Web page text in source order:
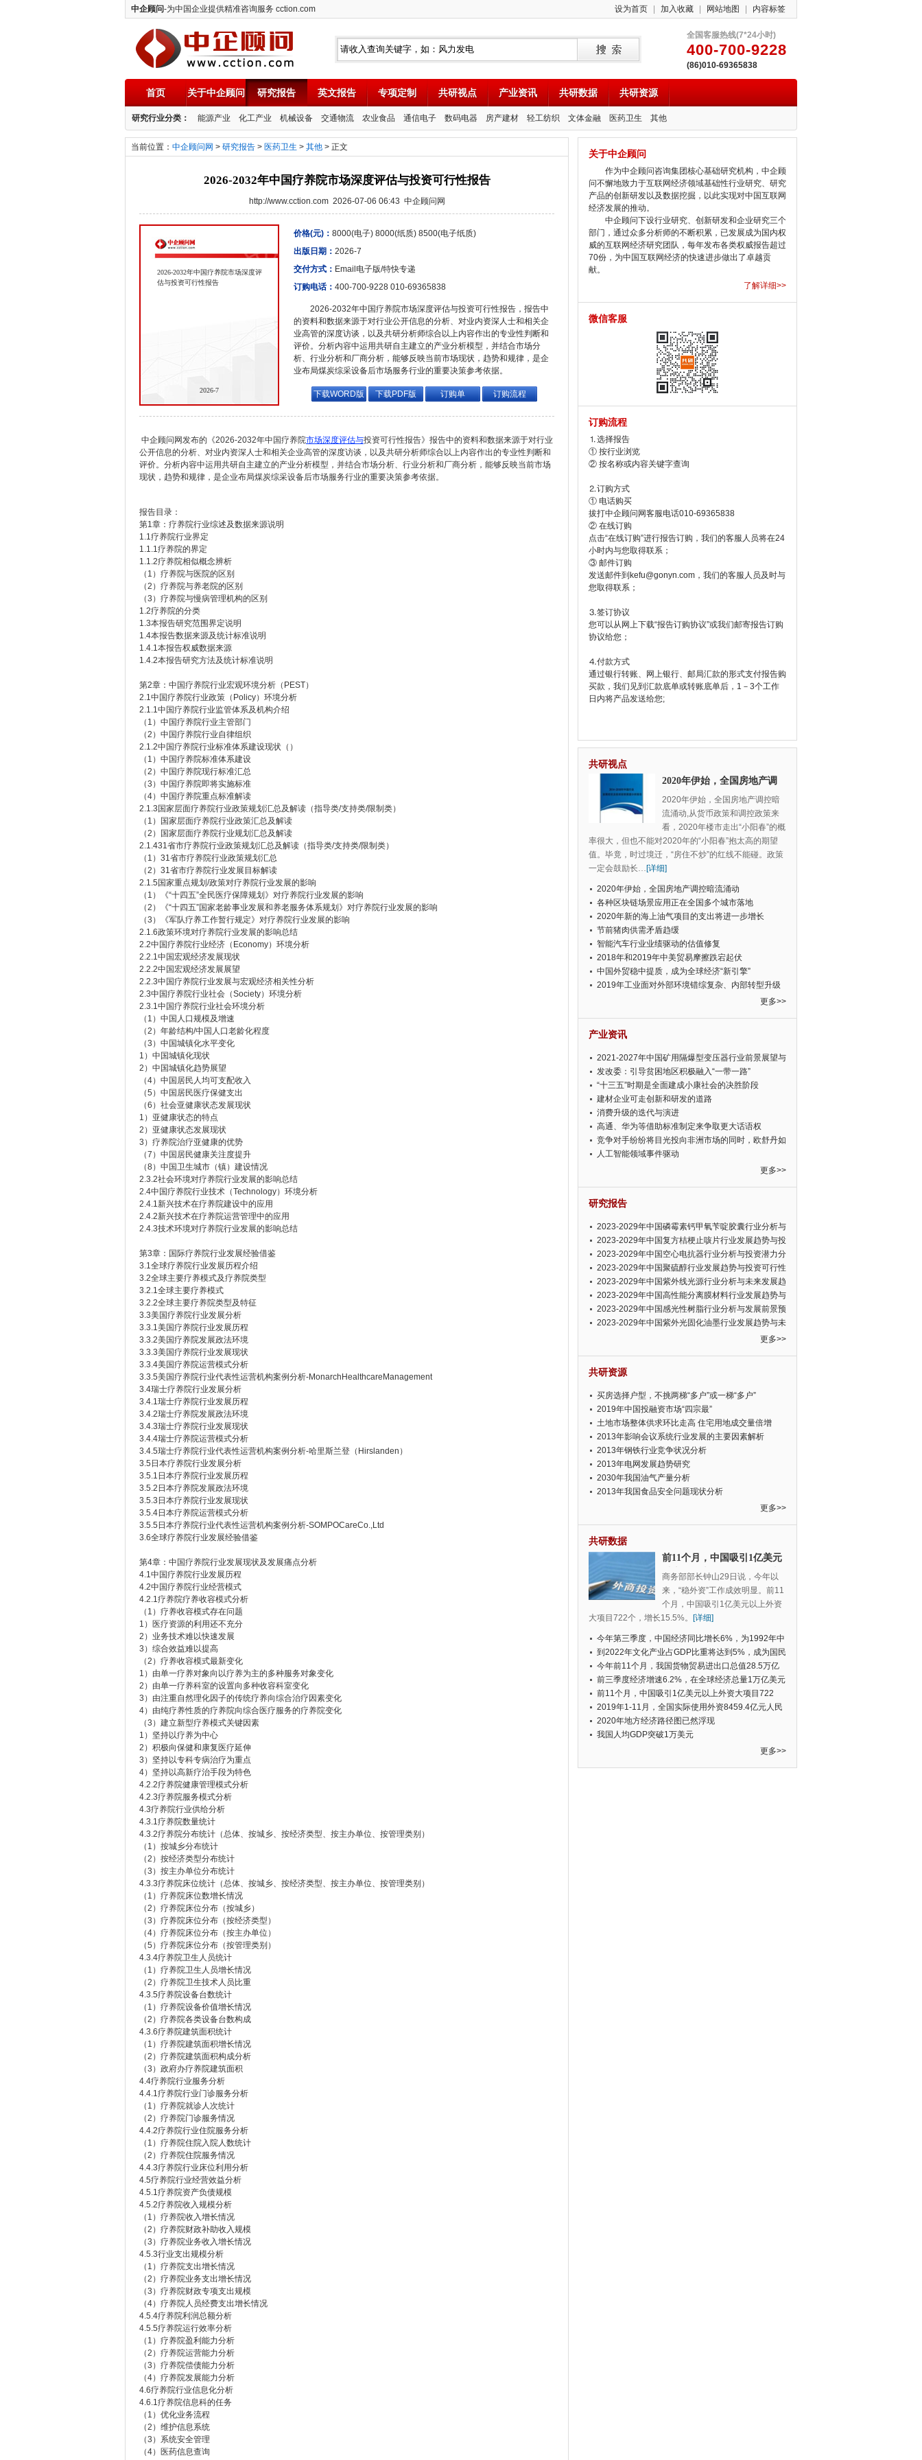
中企顾问-为中国企业提供精准咨询服务 cction.com 设为首页 加入收藏 网站地图 内容标签
中企顾问
全国客服热线(7*24小时)
400-700-9228
(86)010-69365838
首页 关于中企顾问 研究报告 英文报告 专项定制 共研视点 产业资讯 共研数据 共研资源
研究行业分类： 能源产业 化工产业 机械设备 交通物流 农业食品 通信电子 数码电器 房产建材 轻工纺织 文体金融 医药卫生 其他
当前位置： 中企顾问网 > 研究报告 > 医药卫生 > 其他 > 正文
2026-2032年中国疗养院市场深度评估与投资可行性报告
http://www.cction.com 2026-07-06 06:43 中企顾问网
2026-2032年中国疗养院市场深度评
估与投资可行性报告
2026-7
价格(元)： 8000(电子) 8000(纸质) 8500(电子纸质)
出版日期： 2026-7
交付方式： Email电子版/特快专递
订购电话： 400-700-9228 010-69365838
2026-2032年中国疗养院市场深度评估与投资可行性报告，报告中
的资料和数据来源于对行业公开信息的分析、对业内资深人士和相关企
业高管的深度访谈，以及共研分析师综合以上内容作出的专业性判断和
评价。分析内容中运用共研自主建立的产业分析模型，并结合市场分
析、行业分析和厂商分析，能够反映当前市场现状，趋势和规律，是企
业布局煤炭综采设备后市场服务行业的重要决策参考依据。
下载WORD版 下载PDF版 订购单 订购流程
中企顾问网发布的《2026-2032年中国疗养院市场深度评估与投资可行性报告》报告中的资料和数据来源于对行业
公开信息的分析、对业内资深人士和相关企业高管的深度访谈，以及共研分析师综合以上内容作出的专业性判断和
评价。分析内容中运用共研自主建立的产业分析模型，并结合市场分析、行业分析和厂商分析，能够反映当前市场
现状，趋势和规律，是企业布局煤炭综采设备后市场服务行业的重要决策参考依据。
报告目录：
第1章：疗养院行业综述及数据来源说明
1.1疗养院行业界定
1.1.1疗养院的界定
1.1.2疗养院相似概念辨析
（1）疗养院与医院的区别
（2）疗养院与养老院的区别
（3）疗养院与慢病管理机构的区别
1.2疗养院的分类
1.3本报告研究范围界定说明
1.4本报告数据来源及统计标准说明
1.4.1本报告权威数据来源
1.4.2本报告研究方法及统计标准说明
第2章：中国疗养院行业宏观环境分析（PEST）
2.1中国疗养院行业政策（Policy）环境分析
2.1.1中国疗养院行业监管体系及机构介绍
（1）中国疗养院行业主管部门
（2）中国疗养院行业自律组织
2.1.2中国疗养院行业标准体系建设现状（）
（1）中国疗养院标准体系建设
（2）中国疗养院现行标准汇总
（3）中国疗养院即将实施标准
（4）中国疗养院重点标准解读
2.1.3国家层面疗养院行业政策规划汇总及解读（指导类/支持类/限制类）
（1）国家层面疗养院行业政策汇总及解读
（2）国家层面疗养院行业规划汇总及解读
2.1.431省市疗养院行业政策规划汇总及解读（指导类/支持类/限制类）
（1）31省市疗养院行业政策规划汇总
（2）31省市疗养院行业发展目标解读
2.1.5国家重点规划/政策对疗养院行业发展的影响
（1）《“十四五”全民医疗保障规划》对疗养院行业发展的影响
（2）《“十四五”国家老龄事业发展和养老服务体系规划》对疗养院行业发展的影响
（3）《军队疗养工作暂行规定》对疗养院行业发展的影响
2.1.6政策环境对疗养院行业发展的影响总结
2.2中国疗养院行业经济（Economy）环境分析
2.2.1中国宏观经济发展现状
2.2.2中国宏观经济发展展望
2.2.3中国疗养院行业发展与宏观经济相关性分析
2.3中国疗养院行业社会（Society）环境分析
2.3.1中国疗养院行业社会环境分析
（1）中国人口规模及增速
（2）年龄结构/中国人口老龄化程度
（3）中国城镇化水平变化
1）中国城镇化现状
2）中国城镇化趋势展望
（4）中国居民人均可支配收入
（5）中国居民医疗保健支出
（6）社会亚健康状态发展现状
1）亚健康状态的特点
2）亚健康状态发展现状
3）疗养院治疗亚健康的优势
（7）中国居民健康关注度提升
（8）中国卫生城市（镇）建设情况
2.3.2社会环境对疗养院行业发展的影响总结
2.4中国疗养院行业技术（Technology）环境分析
2.4.1新兴技术在疗养院建设中的应用
2.4.2新兴技术在疗养院运营管理中的应用
2.4.3技术环境对疗养院行业发展的影响总结
第3章：国际疗养院行业发展经验借鉴
3.1全球疗养院行业发展历程介绍
3.2全球主要疗养模式及疗养院类型
3.2.1全球主要疗养模式
3.2.2全球主要疗养院类型及特征
3.3美国疗养院行业发展分析
3.3.1美国疗养院行业发展历程
3.3.2美国疗养院发展政法环境
3.3.3美国疗养院行业发展现状
3.3.4美国疗养院运营模式分析
3.3.5美国疗养院行业代表性运营机构案例分析-MonarchHealthcareManagement
3.4瑞士疗养院行业发展分析
3.4.1瑞士疗养院行业发展历程
3.4.2瑞士疗养院发展政法环境
3.4.3瑞士疗养院行业发展现状
3.4.4瑞士疗养院运营模式分析
3.4.5瑞士疗养院行业代表性运营机构案例分析-哈里斯兰登（Hirslanden）
3.5日本疗养院行业发展分析
3.5.1日本疗养院行业发展历程
3.5.2日本疗养院发展政法环境
3.5.3日本疗养院行业发展现状
3.5.4日本疗养院运营模式分析
3.5.5日本疗养院行业代表性运营机构案例分析-SOMPOCareCo.,Ltd
3.6全球疗养院行业发展经验借鉴
第4章：中国疗养院行业发展现状及发展痛点分析
4.1中国疗养院行业发展历程
4.2中国疗养院行业经营模式
4.2.1疗养院疗养收容模式分析
（1）疗养收容模式存在问题
1）医疗资源的利用还不充分
2）业务技术难以快速发展
3）综合效益难以提高
（2）疗养收容模式最新变化
1）由单一疗养对象向以疗养为主的多种服务对象变化
2）由单一疗养科室的设置向多种收容科室变化
3）由注重自然理化因子的传统疗养向综合治疗因素变化
4）由纯疗养性质的疗养院向综合医疗服务的疗养院变化
（3）建立新型疗养模式关键因素
1）坚持以疗养为中心
2）积极向保健和康复医疗延伸
3）坚持以专科专病治疗为重点
4）坚持以高新疗治手段为特色
4.2.2疗养院健康管理模式分析
4.2.3疗养院服务模式分析
4.3疗养院行业供给分析
4.3.1疗养院数量统计
4.3.2疗养院分布统计（总体、按城乡、按经济类型、按主办单位、按管理类别）
（1）按城乡分布统计
（2）按经济类型分布统计
（3）按主办单位分布统计
4.3.3疗养院床位统计（总体、按城乡、按经济类型、按主办单位、按管理类别）
（1）疗养院床位数增长情况
（2）疗养院床位分布（按城乡）
（3）疗养院床位分布（按经济类型）
（4）疗养院床位分布（按主办单位）
（5）疗养院床位分布（按管理类别）
4.3.4疗养院卫生人员统计
（1）疗养院卫生人员增长情况
（2）疗养院卫生技术人员比重
4.3.5疗养院设备台数统计
（1）疗养院设备价值增长情况
（2）疗养院各类设备台数构成
4.3.6疗养院建筑面积统计
（1）疗养院建筑面积增长情况
（2）疗养院建筑面积构成分析
（3）政府办疗养院建筑面积
4.4疗养院行业服务分析
4.4.1疗养院行业门诊服务分析
（1）疗养院就诊人次统计
（2）疗养院门诊服务情况
4.4.2疗养院行业住院服务分析
（1）疗养院住院入院人数统计
（2）疗养院住院服务情况
4.4.3疗养院行业床位利用分析
4.5疗养院行业经营效益分析
4.5.1疗养院资产负债规模
4.5.2疗养院收入规模分析
（1）疗养院收入增长情况
（2）疗养院财政补助收入规模
（3）疗养院业务收入增长情况
4.5.3行业支出规模分析
（1）疗养院支出增长情况
（2）疗养院业务支出增长情况
（3）疗养院财政专项支出规模
（4）疗养院人员经费支出增长情况
4.5.4疗养院利润总额分析
4.5.5疗养院运行效率分析
（1）疗养院盈利能力分析
（2）疗养院运营能力分析
（3）疗养院偿债能力分析
（4）疗养院发展能力分析
4.6疗养院行业信息化分析
4.6.1疗养院信息科的任务
（1）优化业务流程
（2）维护信息系统
（3）系统安全管理
（4）医药信息查询
关于中企顾问
作为中企顾问咨询集团核心基础研究机构，中企顾
问不懈地致力于互联网经济领域基础性行业研究、研究
产品的创新研发以及数据挖掘，以此实现对中国互联网
经济发展的推动。
中企顾问下设行业研究、创新研发和企业研究三个
部门，通过众多分析师的不断积累，已发展成为国内权
威的互联网经济研究团队，每年发布各类权威报告超过
70份，为中国互联网经济的快速进步做出了卓越贡
献。
了解详细>>
微信客服
订购流程
⒈选择报告
① 按行业浏览
② 按名称或内容关键字查询
⒉订购方式
① 电话购买
拔打中企顾问网客服电话010-69365838
② 在线订购
点击“在线订购”进行报告订购，我们的客服人员将在24
小时内与您取得联系；
③ 邮件订购
发送邮件到kefu@gonyn.com，我们的客服人员及时与
您取得联系；
⒊签订协议
您可以从网上下载“报告订购协议”或我们邮寄报告订购
协议给您；
⒋付款方式
通过银行转账、网上银行、邮局汇款的形式支付报告购
买款，我们见到汇款底单或转账底单后，1－3个工作
日内将产品发送给您;
共研视点
2020年伊始，全国房地产调
控暗流涌动
2020年伊始，全国房地产调控暗
流涌动,从货币政策和调控政策来
看，2020年楼市走出“小阳春”的概
率很大，但也不能对2020年的“小阳春”抱太高的期望
值。毕竟，时过境迁，“房住不炒”的红线不能碰。政策
一定会鼓励长…[详细]
2020年伊始，全国房地产调控暗流涌动
各种区块链场景应用正在全国多个城市落地
2020年新的海上油气项目的支出将进一步增长
节前猪肉供需矛盾趋缓
智能汽车行业业绩驱动的估值修复
2018年和2019年中美贸易摩擦跌宕起伏
中国外贸稳中提质，成为全球经济“新引擎”
2019年工业面对外部环境错综复杂、内部转型升级
更多>>
产业资讯
2021-2027年中国矿用隔爆型变压器行业前景展望与
投资前景预测报告
发改委：引导贫困地区积极融入“一带一路”
“十三五”时期是全面建成小康社会的决胜阶段
建材企业可走创新和研发的道路
消费升级的迭代与演进
高通、华为等借助标准制定来争取更大话语权
竞争对手纷纷将目光投向非洲市场的同时，欧舒丹如
此淡定，难道就真的不怕丧失先机吗?
人工智能领域事件驱动
更多>>
研究报告
2023-2029年中国磷霉素钙甲氧苄啶胶囊行业分析与
投资可行性报告
2023-2029年中国复方桔梗止咳片行业发展趋势与投
资潜力分析报告
2023-2029年中国空心电抗器行业分析与投资潜力分
析报告
2023-2029年中国聚硫醇行业发展趋势与投资可行性
报告
2023-2029年中国紫外线光源行业分析与未来发展趋
势报告
2023-2029年中国高性能分离膜材料行业发展趋势与
发展前景预测报告
2023-2029年中国感光性树脂行业分析与发展前景预
测报告
2023-2029年中国紫外光固化油墨行业发展趋势与未
更多>>
共研资源
买房选择户型，不挑两梯“多户”或一梯“多户”
2019年中国投融资市场“四宗最”
土地市场整体供求环比走高 住宅用地成交量倍增
2013年影响会议系统行业发展的主要因素解析
2013年钢铁行业竞争状况分析
2013年电网发展趋势研究
2030年我国油气产量分析
2013年我国食品安全问题现状分析
更多>>
共研数据
前11个月，中国吸引1亿美元
以上外资大项目722个，增长
15.5%
商务部部长钟山29日说，今年以
来，“稳外资”工作成效明显。前11
个月，中国吸引1亿美元以上外资
大项目722个，增长15.5%。 [详细]
今年第三季度，中国经济同比增长6%，为1992年中
国有季度数据以来的新低
到2022年文化产业占GDP比重将达到5%，成为国民
经济支柱产业
今年前11个月，我国货物贸易进出口总值28.5万亿
元人民币，比去年同期增长2.4%
前三季度经济增速6.2%，在全球经济总量1万亿美元
以上的经济体中增速最快
前11个月，中国吸引1亿美元以上外资大项目722
个，增长15.5%
2019年1-11月，全国实际使用外资8459.4亿元人民
币，同比增长6.0%
2020年地方经济路径图已然浮现
我国人均GDP突破1万美元
更多>>